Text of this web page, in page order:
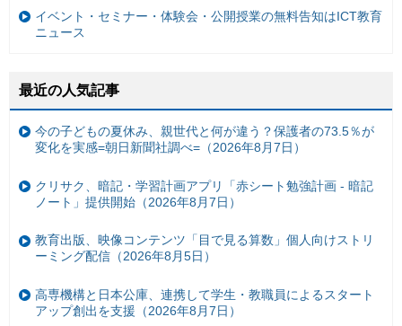
イベント・セミナー・体験会・公開授業の無料告知はICT教育
ニュース
最近の人気記事
今の子どもの夏休み、親世代と何が違う？保護者の73.5％が
変化を実感=朝日新聞社調べ=（2026年8月7日）
クリサク、暗記・学習計画アプリ「赤シート勉強計画 - 暗記
ノート」提供開始（2026年8月7日）
教育出版、映像コンテンツ「目で見る算数」個人向けストリ
ーミング配信（2026年8月5日）
高専機構と日本公庫、連携して学生・教職員によるスタート
アップ創出を支援（2026年8月7日）